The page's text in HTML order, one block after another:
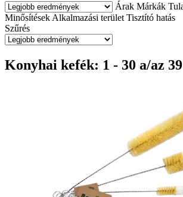
Árak Márkák
Minősítések Alkalmazási terület Tisztító hatás
Szűrés
Konyhai kefék: 1 - 30 a/az